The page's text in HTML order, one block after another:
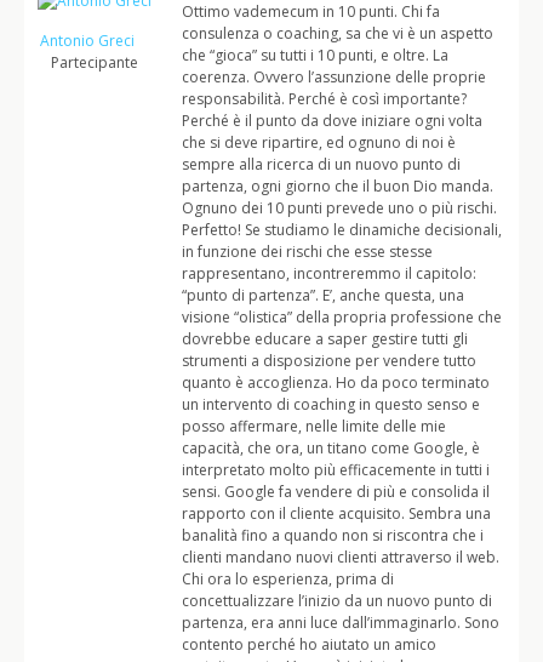
Antonio Greci
Partecipante
Ottimo vademecum in 10 punti. Chi fa
consulenza o coaching, sa che vi è un aspetto
che “gioca” su tutti i 10 punti, e oltre. La
coerenza. Ovvero l’assunzione delle proprie
responsabilità. Perché è così importante?
Perché è il punto da dove iniziare ogni volta
che si deve ripartire, ed ognuno di noi è
sempre alla ricerca di un nuovo punto di
partenza, ogni giorno che il buon Dio manda.
Ognuno dei 10 punti prevede uno o più rischi.
Perfetto! Se studiamo le dinamiche decisionali,
in funzione dei rischi che esse stesse
rappresentano, incontreremmo il capitolo:
“punto di partenza”. E’, anche questa, una
visione “olistica” della propria professione che
dovrebbe educare a saper gestire tutti gli
strumenti a disposizione per vendere tutto
quanto è accoglienza. Ho da poco terminato
un intervento di coaching in questo senso e
posso affermare, nelle limite delle mie
capacità, che ora, un titano come Google, è
interpretato molto più efficacemente in tutti i
sensi. Google fa vendere di più e consolida il
rapporto con il cliente acquisito. Sembra una
banalità fino a quando non si riscontra che i
clienti mandano nuovi clienti attraverso il web.
Chi ora lo esperienza, prima di
concettualizzare l’inizio da un nuovo punto di
partenza, era anni luce dall’immaginarlo. Sono
contento perché ho aiutato un amico